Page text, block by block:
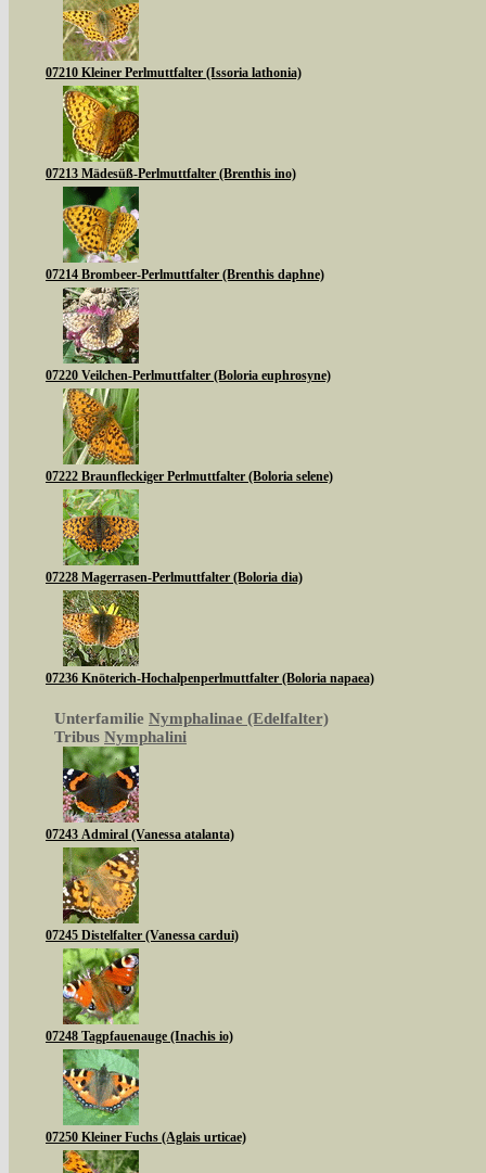
07210 Kleiner Perlmuttfalter (Issoria lathonia)
07213 Mädesüß-Perlmuttfalter (Brenthis ino)
07214 Brombeer-Perlmuttfalter (Brenthis daphne)
07220 Veilchen-Perlmuttfalter (Boloria euphrosyne)
07222 Braunfleckiger Perlmuttfalter (Boloria selene)
07228 Magerrasen-Perlmuttfalter (Boloria dia)
07236 Knöterich-Hochalpenperlmuttfalter (Boloria napaea)
Unterfamilie Nymphalinae (Edelfalter)
Tribus Nymphalini
07243 Admiral (Vanessa atalanta)
07245 Distelfalter (Vanessa cardui)
07248 Tagpfauenauge (Inachis io)
07250 Kleiner Fuchs (Aglais urticae)